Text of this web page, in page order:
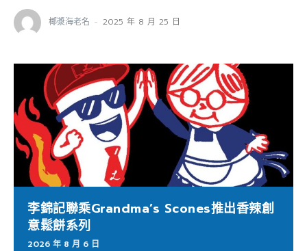
椰漿海老名 - 2025 年 8 月 25 日
李錦記聯乘Grandma’s Scones推出香辣創
意鬆餅系列
2026 年 8 月 6 日